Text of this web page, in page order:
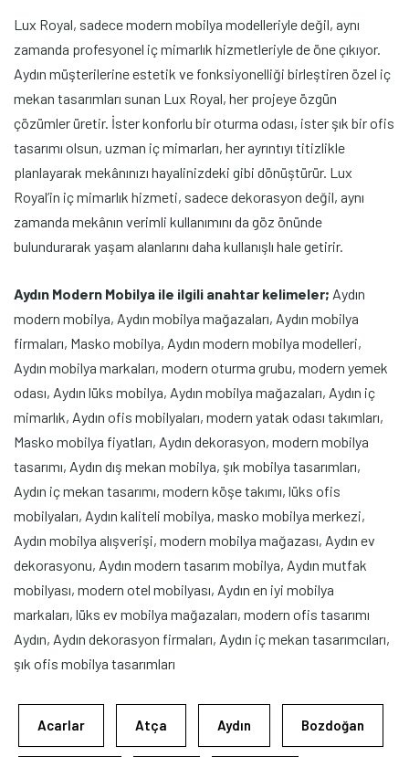
Lux Royal, sadece modern mobilya modelleriyle değil, aynı
zamanda profesyonel iç mimarlık hizmetleriyle de öne çıkıyor.
Aydın müşterilerine estetik ve fonksiyonelliği birleştiren özel iç
mekan tasarımları sunan Lux Royal, her projeye özgün
çözümler üretir. İster konforlu bir oturma odası, ister şık bir ofis
tasarımı olsun, uzman iç mimarları, her ayrıntıyı titizlikle
planlayarak mekânınızı hayalinizdeki gibi dönüştürür. Lux
Royal’in iç mimarlık hizmeti, sadece dekorasyon değil, aynı
zamanda mekânın verimli kullanımını da göz önünde
bulundurarak yaşam alanlarını daha kullanışlı hale getirir.
Aydın Modern Mobilya ile ilgili anahtar kelimeler; Aydın
modern mobilya, Aydın mobilya mağazaları, Aydın mobilya
firmaları, Masko mobilya, Aydın modern mobilya modelleri,
Aydın mobilya markaları, modern oturma grubu, modern yemek
odası, Aydın lüks mobilya, Aydın mobilya mağazaları, Aydın iç
mimarlık, Aydın ofis mobilyaları, modern yatak odası takımları,
Masko mobilya fiyatları, Aydın dekorasyon, modern mobilya
tasarımı, Aydın dış mekan mobilya, şık mobilya tasarımları,
Aydın iç mekan tasarımı, modern köşe takımı, lüks ofis
mobilyaları, Aydın kaliteli mobilya, masko mobilya merkezi,
Aydın mobilya alışverişi, modern mobilya mağazası, Aydın ev
dekorasyonu, Aydın modern tasarım mobilya, Aydın mutfak
mobilyası, modern otel mobilyası, Aydın en iyi mobilya
markaları, lüks ev mobilya mağazaları, modern ofis tasarımı
Aydın, Aydın dekorasyon firmaları, Aydın iç mekan tasarımcıları,
şık ofis mobilya tasarımları
Acarlar Atça Aydın Bozdoğan